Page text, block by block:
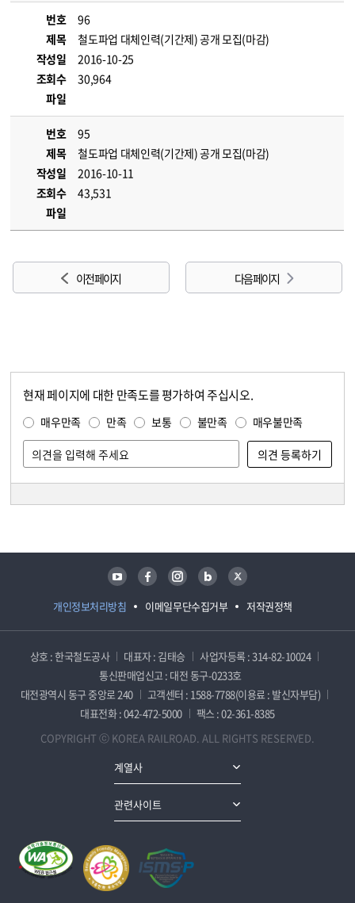
번호
96
제목
철도파업 대체인력(기간제) 공개 모집(마감)
작성일
2016-10-25
조회수
30,964
파일
번호
95
제목
철도파업 대체인력(기간제) 공개 모집(마감)
작성일
2016-10-11
조회수
43,531
파일
이전 페이지 다음 페이지
현재 페이지에 대한 만족도를 평가하여 주십시오.
매우만족 만족 보통 불만족 매우불만족
개인정보처리방침 이메일무단수집거부 저작권정책
유튜브 페이스북 인스타그램 블로그 트위터
상호 : 한국철도공사 대표자 : 김태승
사업자등록 : 314-82-10024
통신판매업신고 : 대전 동구-0233호
대전광역시 동구 중앙로 240
고객센터 : 1588-7788(이용료 : 발신자부담)
대표전화 : 042-472-5000
팩스 : 02-361-8385
COPYRIGHT ⓒ KOREA RAILROAD. ALL RIGHTS RESERVED.
계열사
관련사이트